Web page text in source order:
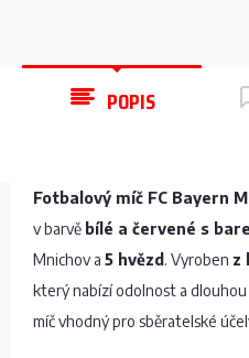
POPIS
Fotbalový míč FC Bayern
v barvě bílé a červené s
Mnichov a 5 hvězd . Vyroben z
který nabízí odolnost a
míč vhodný pro sběratelské